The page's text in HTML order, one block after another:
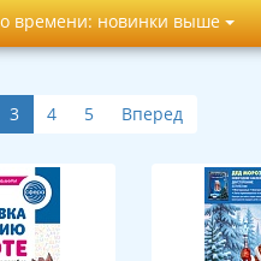
времени: новинки выше
3 4 5 Вперед